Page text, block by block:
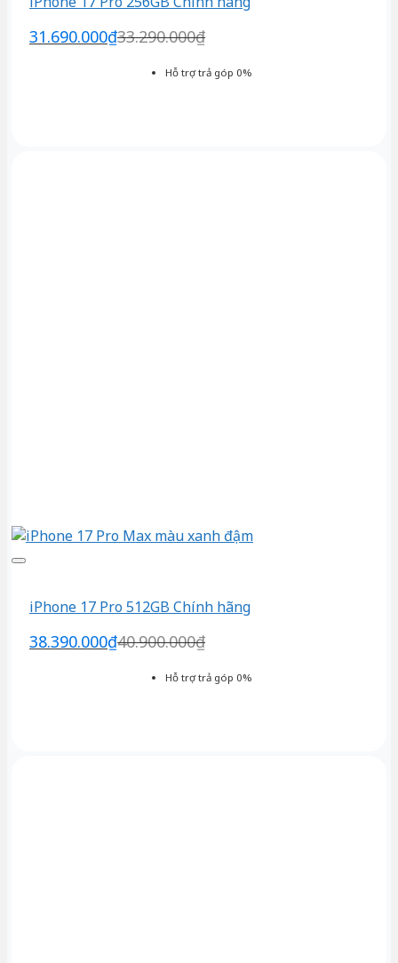
Hỗ trợ trả góp 0%
31.690.000₫33.290.000₫
Hỗ trợ trả góp 0%
iPhone 17 Pro 512GB Chính hãng
38.390.000₫40.900.000₫